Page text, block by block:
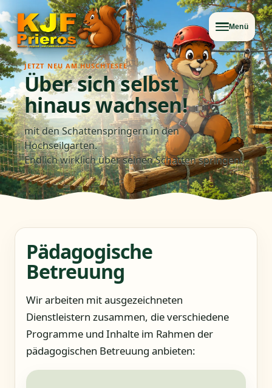
Menü
JETZT NEU AM HUSCHTESEE
Über sich selbst
hinaus wachsen!
mit den Schattenspringern in den
Hochseilgarten.
Endlich wirklich über seinen Schatten springen!
Pädagogische
Betreuung
Wir arbeiten mit ausgezeichneten
Dienstleistern zusammen, die verschiedene
Programme und Inhalte im Rahmen der
pädagogischen Betreuung anbieten: